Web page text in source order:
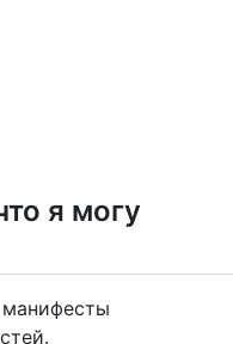
я могу
манифесты